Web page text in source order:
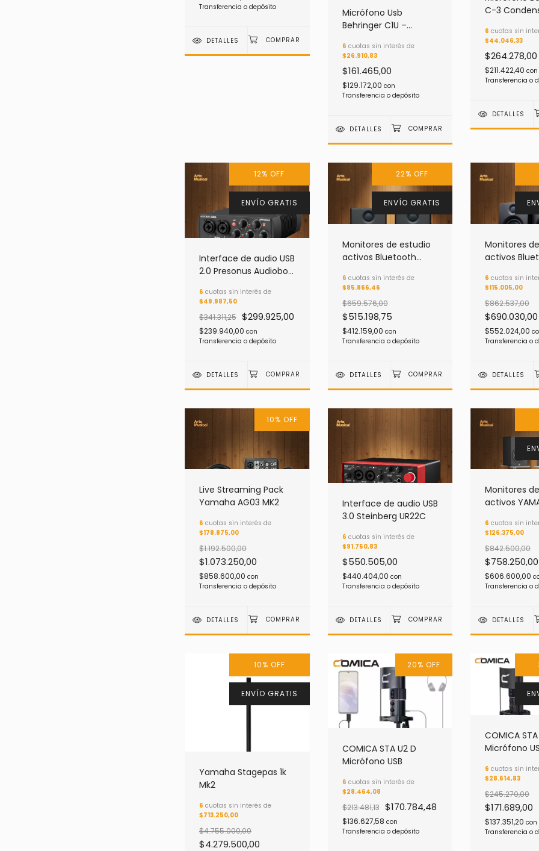
Transferencia o depósito
DETALLES
Micrófono Usb
Behringer C1U –
Cardioide
6 cuotas sin interés de
$26.910,83
$161.465,00
$129.172,00 con
Transferencia o depósito
DETALLES
C-3
6 cuotas sin
$44.046,33
$264.278,00
$211.422,40 con
Transferencia o
DETALLES
12% OFF
ENVÍO GRATIS
Interface de audio USB
2.0 Presonus Audiobox
6 cuotas sin interés de
$49.987,50
$341.311,25 $299.925,00
$239.940,00 con
Transferencia o depósito
DETALLES
22% OFF
ENVÍO GRATIS
Monitores de estudio
activos Bluetooth
2da. Generación
6 cuotas sin interés de
$85.866,46
$659.576,00
$515.198,75
$412.159,00 con
Transferencia o depósito
DETALLES
Monitores
activos
2da.
6 cuotas sin
$115.005,00
$862.537,00
$690.030,00
$552.024,00
Transferencia o
DETALLES
10% OFF
Live Streaming Pack
Yamaha AG03 MK2
6 cuotas sin interés de
$178.875,00
$1.192.500,00
$1.073.250,00
$858.600,00 con
Transferencia o depósito
DETALLES
Interface de audio USB
3.0 Steinberg UR22C
6 cuotas sin interés de
$91.750,83
$550.505,00
$440.404,00 con
Transferencia o depósito
DETALLES
Monitores
activos
6 cuotas sin
$126.375,00
$842.500,00
$758.250,00
$606.600,00
Transferencia o
DETALLES
10% OFF
ENVÍO GRATIS
Yamaha Stagepas 1k
Mk2
6 cuotas sin interés de
$713.250,00
$4.755.000,00
$4.279.500,00
20% OFF
COMICA STA U2 D
Micrófono USB
6 cuotas sin interés de
$28.464,08
$213.481,13 $170.784,48
$136.627,58 con
Transferencia o depósito
COMICA
Micrófono
6 cuotas sin
$28.614,83
$245.270,00
$171.689,00
$137.351,20 con
Transferencia o